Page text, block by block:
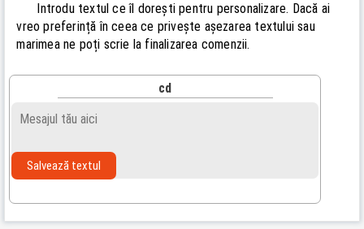
Introdu textul ce îl dorești pentru personalizare. Dacă ai
vreo preferință în ceea ce privește așezarea textului sau
marimea ne poți scrie la finalizarea comenzii.
cd
Salvează textul